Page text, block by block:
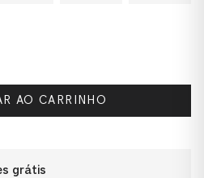
AO CARRINHO
grátis